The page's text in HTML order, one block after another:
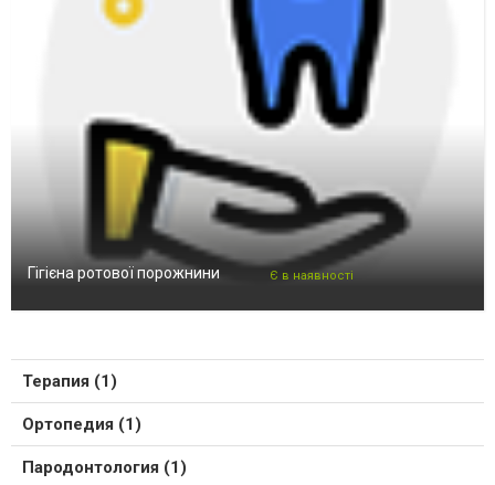
Гігієна ротової порожнини Є в наявності
Терапия (1)
Ортопедия (1)
Пародонтология (1)